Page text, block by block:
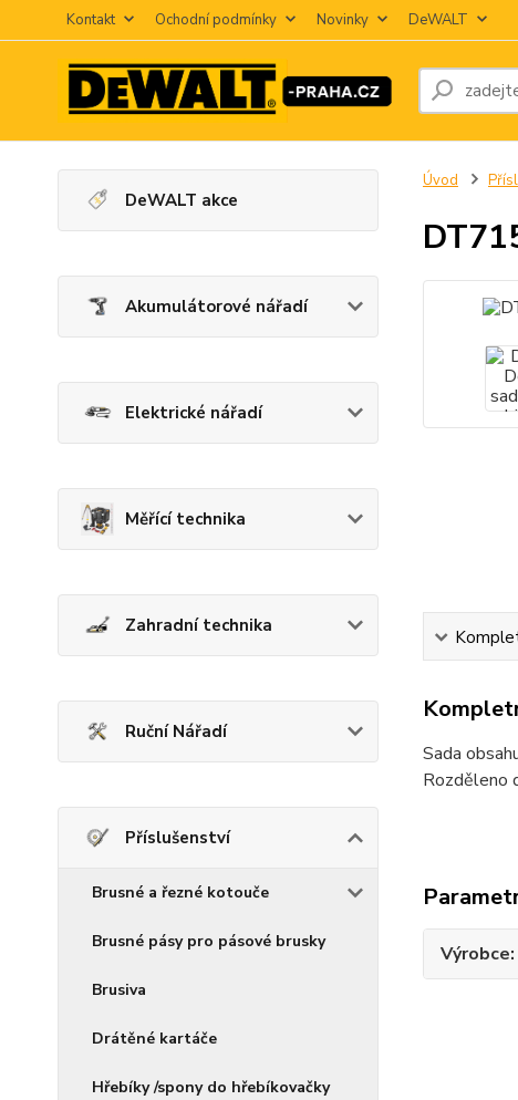
Kontakt Ochodní podmínky Novinky DeWALT
DeWALT akce
Akumulátorové nářadí
Elektrické nářadí
Měřící technika
Zahradní technika
Ruční Nářadí
Příslušenství
Brusné a řezné kotouče
Brusné pásy pro pásové brusky
Brusiva
Drátěné kartáče
Hřebíky /spony do hřebíkovačky
Úvod
Sada
Rozděleno
Výrobce